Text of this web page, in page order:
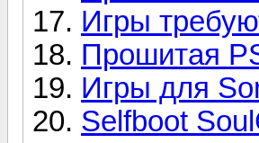
Игры
Прошитая
Игры для
Selfboot